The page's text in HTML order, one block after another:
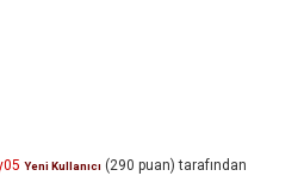
Yeni Kullanıcı (290 puan) tarafından